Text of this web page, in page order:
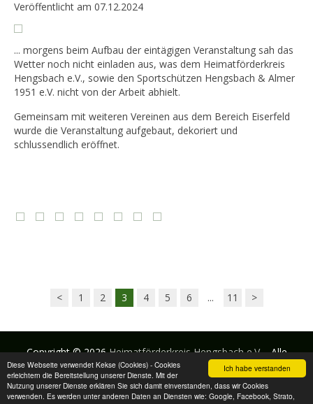
Ich habe verstanden
Diese Webseite verwendet Kekse (Cookies) - Cookies
erleichtern die Bereitstellung unserer Dienste. Mit der
Nutzung unserer Dienste erklären Sie sich damit einverstanden, dass wir Cookies
verwenden. Es werden unter anderen Daten an Diensten wie: Google, Facebook, Strato,
Veröffentlicht am 07.12.2024
... morgens beim Aufbau der eintägigen Veranstaltung sah das
Wetter noch nicht einladen aus, was dem Heimatförderkreis
Hengsbach e.V., sowie den Sportschützen Hengsbach & Almer
1951 e.V. nicht von der Arbeit abhielt.
Gemeinsam mit weiteren Vereinen aus dem Bereich Eiserfeld
wurde die Veranstaltung aufgebaut, dekoriert und
schlussendlich eröffnet.
< 1 2 3 4 5 6 ... 11 >
Copyright © 2026Heimatförderkreis Hengsbach e.V.- Alle
Rechte vorbehalten
Impressum Datenschutzbestimmung